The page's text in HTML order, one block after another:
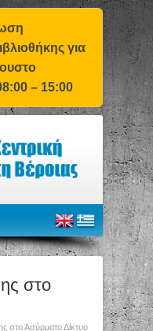
για
– 15:00
στο
στο Ασύρματο Δίκτυο